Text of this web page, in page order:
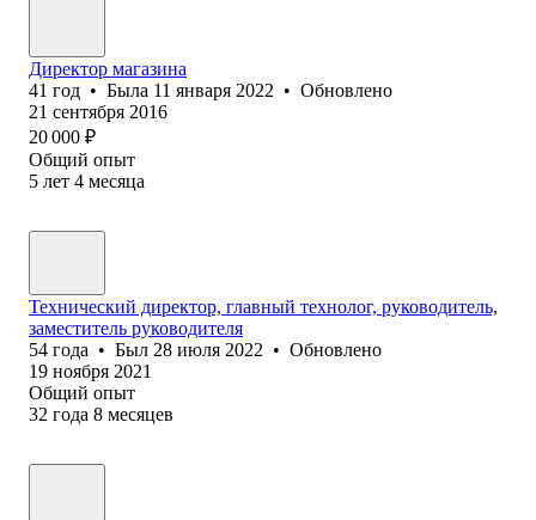
Директор магазина
41 год • Была 11 января 2022 • Обновлено
21 сентября 2016
20 000 ₽
Общий опыт
5 лет 4 месяца
Технический директор, главный технолог, руководитель,
заместитель руководителя
54 года • Был 28 июля 2022 • Обновлено
19 ноября 2021
Общий опыт
32 года 8 месяцев